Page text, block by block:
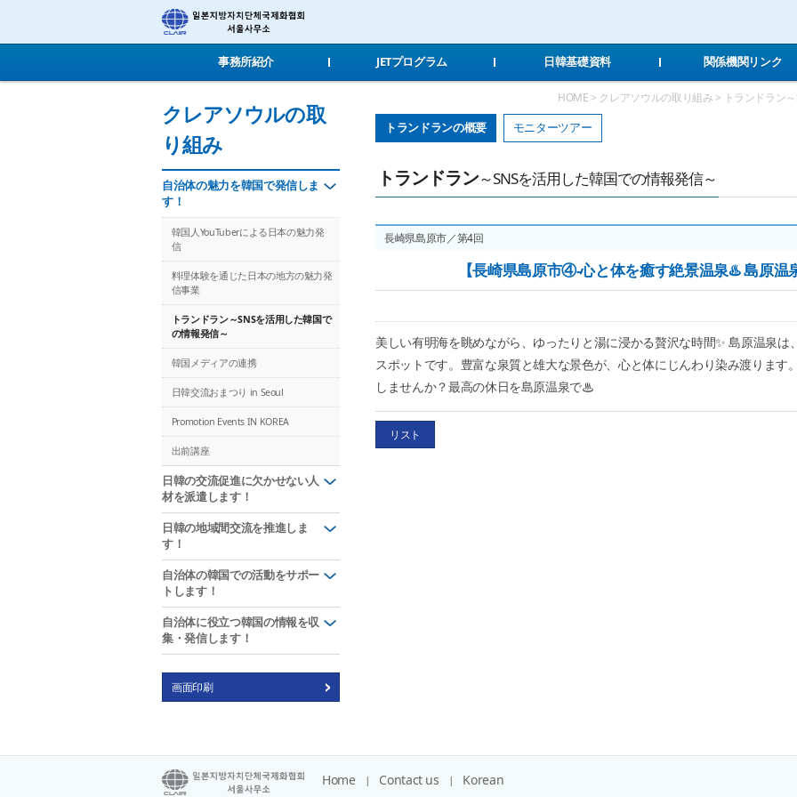
事務所紹介 JETプログラム 日韓基礎資料 関係機関リンク
クレアソウルの取
り組み
自治体の魅力を韓国で発信しま
す！
韓国人YouTuberによる日本の魅力発
信
料理体験を通じた日本の地方の魅力発
信事業
トランドラン～SNSを活用した韓国で
の情報発信～
韓国メディアの連携
日韓交流おまつり in Seoul
Promotion Events IN KOREA
出前講座
日韓の交流促進に欠かせない人
材を派遣します！
日韓の地域間交流を推進しま
す！
自治体の韓国での活動をサポー
トします！
自治体に役立つ韓国の情報を収
集・発信します！
画面印刷
HOME > クレアソウルの取り組み > トランドラン
トランドランの概要 モニターツアー
トランドラン～SNSを活用した韓国での情報発信～
長崎県島原市／第4回
【長崎県島原市④-心と体を癒す絶景温泉♨️ 島原温
美しい有明海を眺めながら、ゆったりと湯に浸かる贅沢な時間✨ 島原温泉
スポットです。豊富な泉質と雄大な景色が、心と体にじんわり染み渡ります
しませんか？最高の休日を島原温泉で♨
リスト
Home Contact us
Korean